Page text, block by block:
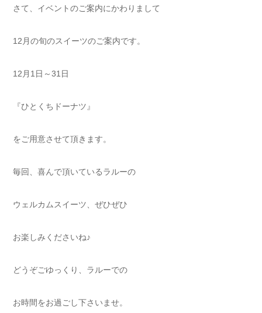
さて、イベントのご案内にかわりまして
12月の旬のスイーツのご案内です。
12月1日～31日
『ひとくちドーナツ』
をご用意させて頂きます。
毎回、喜んで頂いているラルーの
ウェルカムスイーツ、ぜひぜひ
お楽しみくださいね♪
どうぞごゆっくり、ラルーでの
お時間をお過ごし下さいませ。